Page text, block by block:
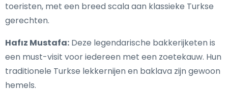
toeristen, met een breed scala aan klassieke Turkse
gerechten.
Hafız Mustafa: Deze legendarische bakkerijketen is
een must-visit voor iedereen met een zoetekauw. Hun
traditionele Turkse lekkernijen en baklava zijn gewoon
hemels.